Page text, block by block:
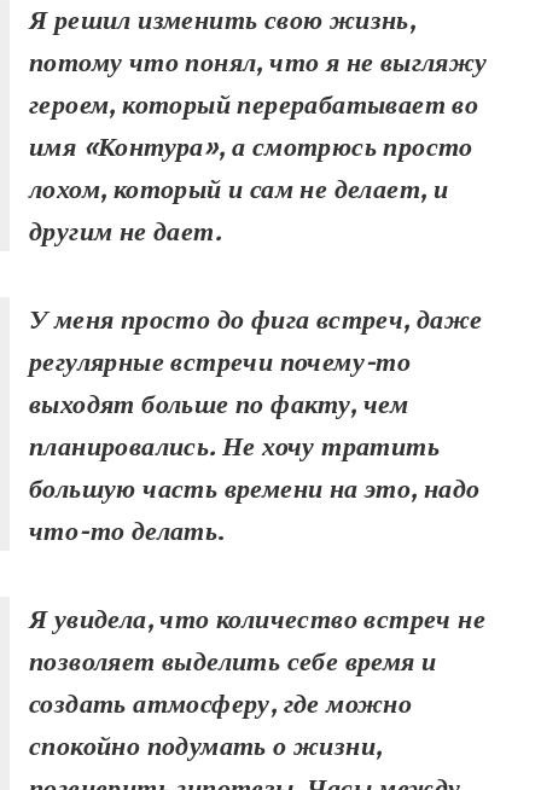
Я решил изменить свою жизнь,
потому что понял, что я не выгляжу
героем, который перерабатывает во
имя «Контура», а смотрюсь просто
лохом, который и сам не делает, и
другим не дает.
У меня просто до фига встреч, даже
регулярные встречи почему-то
выходят больше по факту, чем
планировались. Не хочу тратить
большую часть времени на это, надо
что-то делать.
Я увидела, что количество встреч не
позволяет выделить себе время и
создать атмосферу, где можно
спокойно подумать о жизни,